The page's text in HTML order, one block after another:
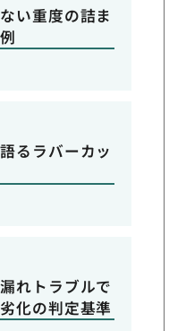
い重度の詰ま
るラバーカッ
れトラブルで
化の判定基準